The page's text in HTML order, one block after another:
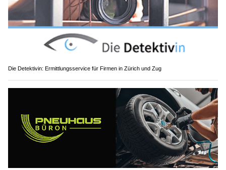
Die Detektivin: Ermittlungsservice für Firmen in Zürich und Zug